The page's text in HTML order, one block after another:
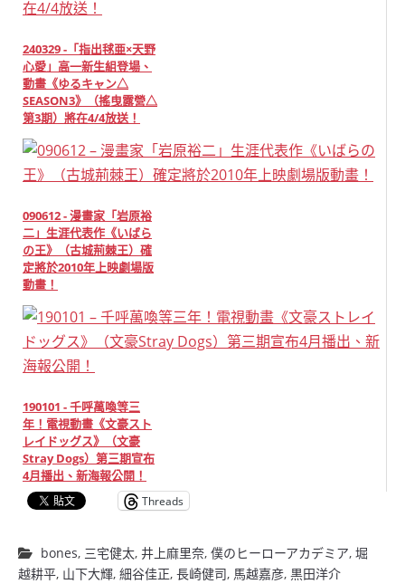
240329 -「指出毬亜×天野
心愛」高一新生組登場、
動畫《ゆるキャン△
SEASON3》（搖曳露營△
第3期）將在4/4放送！
090612 - 漫畫家「岩原裕
二」生涯代表作《いばら
の王》（古城荊棘王）確
定將於2010年上映劇場版
動畫！
190101 - 千呼萬喚等三
年！電視動畫《文豪スト
レイドッグス》（文豪
Stray Dogs）第三期宣布
4月播出、新海報公開！
Threads
bones, 三宅健太, 井上麻里奈, 僕のヒーローアカデミア, 堀
越耕平, 山下大輝, 細谷佳正, 長崎健司, 馬越嘉彦, 黒田洋介